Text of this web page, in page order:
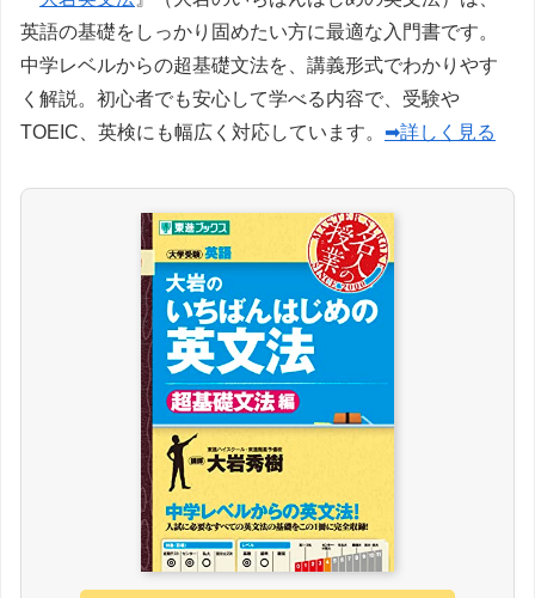
英語の基礎をしっかり固めたい方に最適な入門書です。
中学レベルからの超基礎文法を、講義形式でわかりやす
く解説。初心者でも安心して学べる内容で、受験や
TOEIC、英検にも幅広く対応しています。 ➡詳しく見る